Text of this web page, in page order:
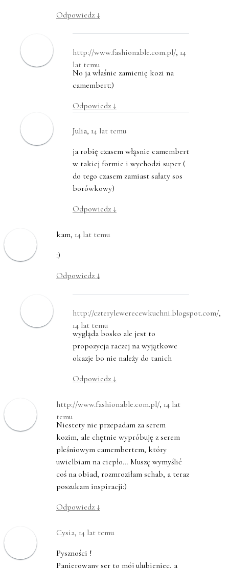
Odpowiedz ↓
http://www.fashionable.com.pl/, 14
lat temu
No ja właśnie zamienię kozi na
camembert:)
Odpowiedz ↓
Julia, 14 lat temu
ja robię czasem włąsnie camembert
w takiej formie i wychodzi super (
do tego czasem zamiast sałaty sos
borówkowy)
Odpowiedz ↓
kam, 14 lat temu
:)
Odpowiedz ↓
http://czterylewerecewkuchni.blogspot.com/,
14 lat temu
wygląda bosko ale jest to
propozycja raczej na wyjątkowe
okazje bo nie należy do tanich
Odpowiedz ↓
http://www.fashionable.com.pl/, 14 lat
temu
Niestety nie przepadam za serem
kozim, ale chętnie wypróbuję z serem
pleśniowym camembertem, który
uwielbiam na ciepło… Muszę wymyślić
coś na obiad, rozmroziłam schab, a teraz
poszukam inspiracji:)
Odpowiedz ↓
Cysia, 14 lat temu
Pyszności !
Panierowany ser to mój ulubieniec, a